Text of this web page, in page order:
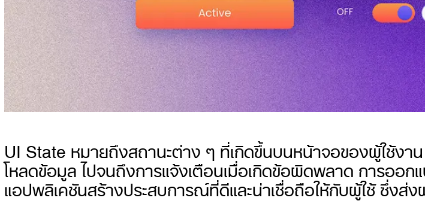
UI State หมายถึงสถานะต่าง ๆ ที่เกิดขึ้นบนหน้าจอของผู้ใช้ง
โหลดข้อมูล ไปจนถึงการแจ้งเตือนเมื่อเกิดข้อผิดพลาด การออก
แอปพลิเคชันสร้างประสบการณ์ที่ดีและน่าเชื่อถือให้กับผู้ใช้ ซึ่งส่